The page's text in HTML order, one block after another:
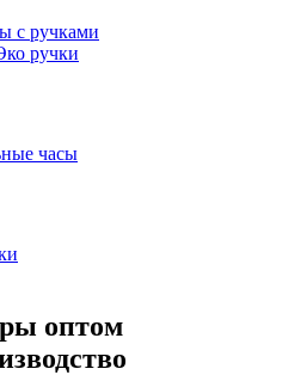
с ручками
ручки
часы
оптом